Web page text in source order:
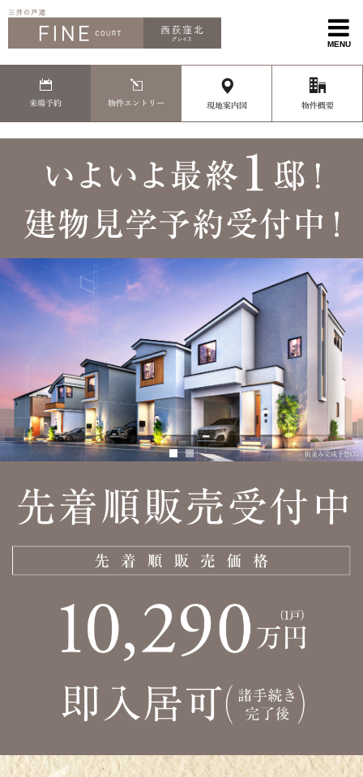
MENU
来場予約 物件エントリー 現地案内図 物件概要
街並み完成予想CG
リビング・ダイニング／No.3（2026年6月撮影）※家具・調度品等は販売価格には含まれません。